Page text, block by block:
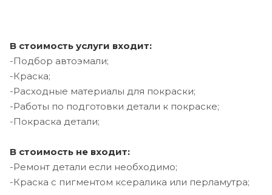
В стоимость услуги входит:
-Подбор автоэмали;
-Краска;
-Расходные материалы для покраски;
-Работы по подготовки детали к покраске;
-Покраска детали;
В стоимость не входит:
-Ремонт детали если необходимо;
-Краска с пигментом ксералика или перламутра;